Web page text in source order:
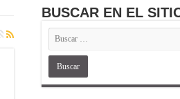
BUSCAR EN EL